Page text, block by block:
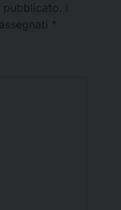
pubblicato.
*